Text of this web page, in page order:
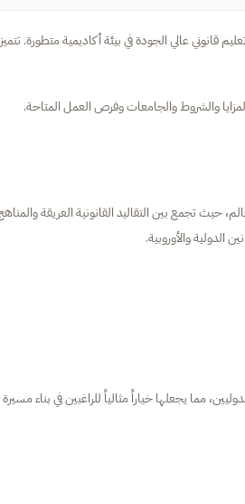
قانوني عالي الجودة في بيئة أكاديمية متطورة.
والشروط والجامعات وفرص العمل المتاحة.
تجمع بين التقاليد القانونية العريقة
الدولية والأوروبية.
مما يجعلها خياراً مثالياً للراغبين في بناء مسيرة